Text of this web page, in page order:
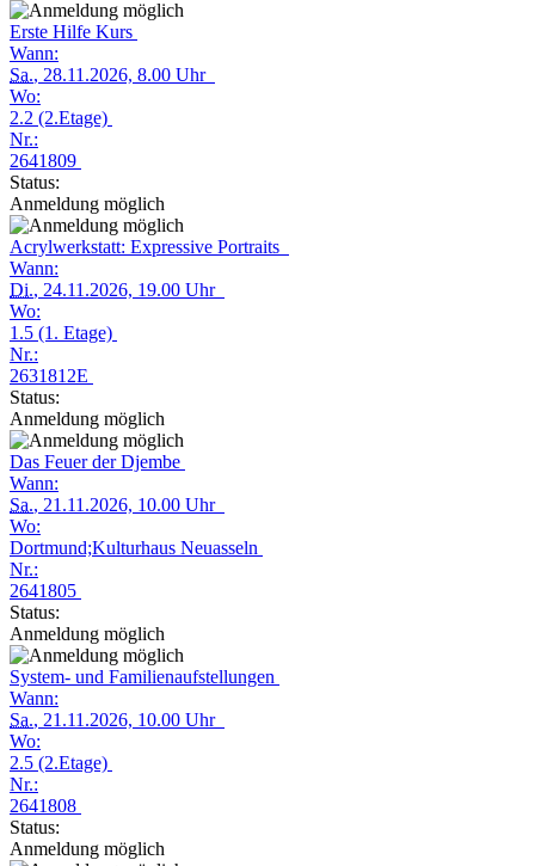
Erste Hilfe Kurs
Wann:
Sa., 28.11.2026, 8.00 Uhr
Wo:
2.2 (2.Etage)
Nr.:
2641809
Status:
Anmeldung möglich
Acrylwerkstatt: Expressive Portraits
Wann:
Di., 24.11.2026, 19.00 Uhr
Wo:
1.5 (1. Etage)
Nr.:
2631812E
Status:
Anmeldung möglich
Das Feuer der Djembe
Wann:
Sa., 21.11.2026, 10.00 Uhr
Wo:
Dortmund;Kulturhaus Neuasseln
Nr.:
2641805
Status:
Anmeldung möglich
System- und Familienaufstellungen
Wann:
Sa., 21.11.2026, 10.00 Uhr
Wo:
2.5 (2.Etage)
Nr.:
2641808
Status:
Anmeldung möglich